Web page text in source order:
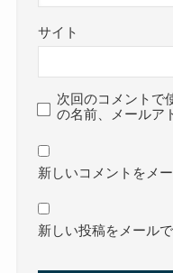
サイト
次回のコメントで
の名前、メールア
新しいコメントをメ
新しい投稿をメール